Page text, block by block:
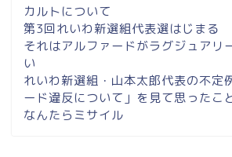
カルトについて
第3回れいわ新選組代表選はじまる
それはアルファードがラグジュアリ
い
れいわ新選組・山本太郎代表の不定
ード違反について」を見て思ったこ
なんたらミサイル